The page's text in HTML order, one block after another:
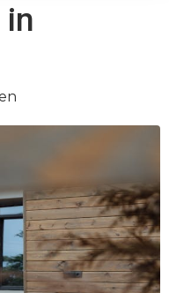
in